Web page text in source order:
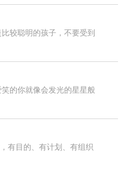
较聪明的孩子，不要受到
的你就像会发光的星星般
有目的、有计划、有组织